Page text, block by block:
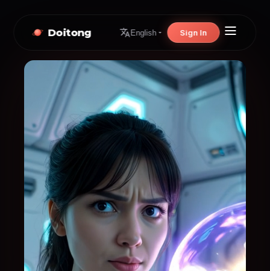
Doitong English Sign In